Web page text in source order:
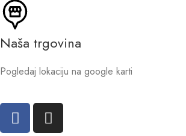
Naša trgovina
Pogledaj lokaciju na google karti